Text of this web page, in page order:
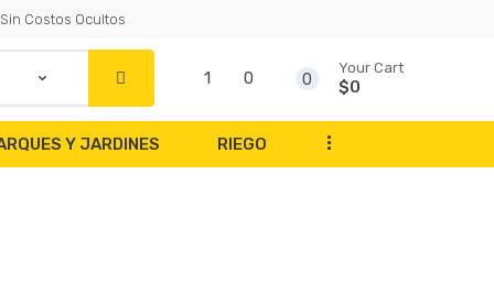
Sin Costos Ocultos
1 0 0
Your Cart
$0
Y JARDINES RIEGO ...